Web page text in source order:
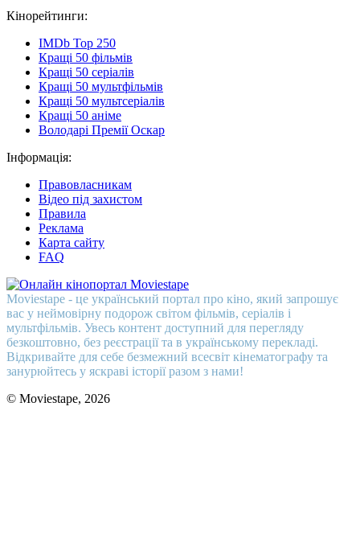
Кінорейтинги:
IMDb Top 250
Кращі 50 фільмів
Кращі 50 серіалів
Кращі 50 мультфільмів
Кращі 50 мультсеріалів
Кращі 50 аніме
Володарі Премії Оскар
Інформація:
Правовласникам
Відео під захистом
Правила
Реклама
Карта сайту
FAQ
Moviestape - це український портал про кіно, який запрошує
вас у неймовірну подорож світом фільмів, серіалів і
мультфільмів. Увесь контент доступний для перегляду
безкоштовно, без реєстрації та в українському перекладі.
Відкривайте для себе безмежний всесвіт кінематографу та
занурюйтесь у яскраві історії разом з нами!
© Moviestape, 2026